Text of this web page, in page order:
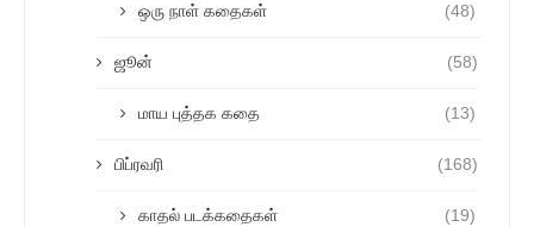
ஒரு நாள் கதைகள் (48)
ஜூன் (58)
மாய புத்தக கதை (13)
பிப்ரவரி (168)
காதல் படக்கதைகள் (19)